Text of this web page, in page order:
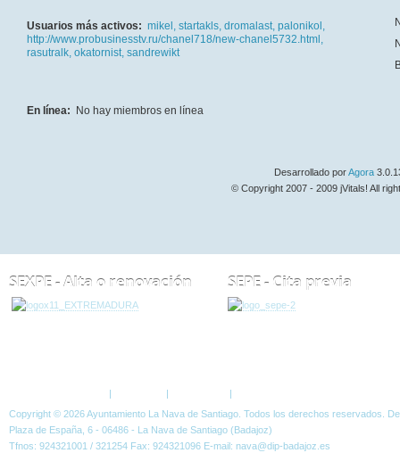
Usuarios más activos: mikel, startakls, dromalast, palonikol,
http://www.probusinesstv.ru/chanel718/new-chanel5732.html,
rasutralk, okatornist, sandrewikt
En línea: No hay miembros en línea
Desarrollado porAgora
© Copyright 2007 - 2009 jVitals! All
SEXPE - Alta o renovación SEPE - Cita previa
| | |
Copyright © 2026 Ayuntamiento La Nava de Santiago. Todos los derechos reservados.
Plaza de España, 6 - 06486 - La Nava de Santiago (Badajoz)
Tfnos: 924321001 / 321254 Fax: 924321096 E-mail: nava@dip-badajoz.es